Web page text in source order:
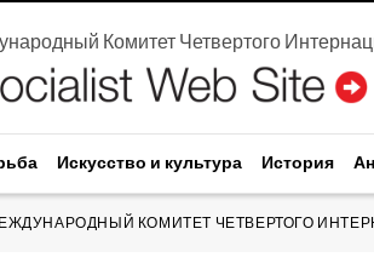
Комитет Четвертого
Искусство и культура История
КОМИТЕТ ЧЕТВЕРТОГО